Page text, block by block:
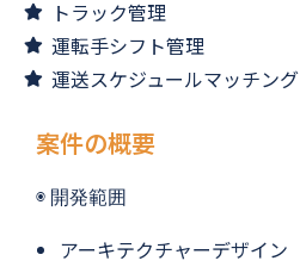
トラック管理
運転手シフト管理
運送スケジュールマッチング
案件の概要
◉ 開発範囲
アーキテクチャーデザイン